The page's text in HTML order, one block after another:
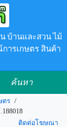
บ้านและสวน ไม้
ารเกษตร สินค้า
ค้นหา
ตร
/
ติดต่อโฆษณา